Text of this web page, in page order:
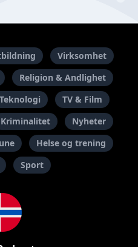
Virksomhet
Religion & Andlighet
Teknologi
TV & Film
Kriminalitet
Nyheter
Helse og trening
Sport